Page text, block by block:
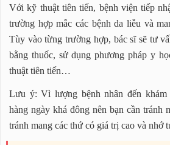
Với kỹ thuật tiên tiến, bệnh viện tiếp
trường hợp mắc các bệnh da liễu và
Tùy vào từng trường hợp, bác sĩ sẽ tư
bằng thuốc, sử dụng phương pháp y
thuật tiên tiến…
Lưu ý: Vì lượng bệnh nhân đến khám
hàng ngày khá đông nên bạn cần tránh
tránh mang các thứ có giá trị cao và nhớ